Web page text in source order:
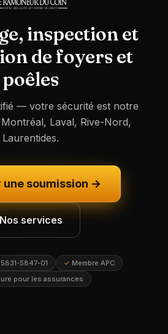
inspection et
de foyers et
poêles
— votre sécurité est notre
Laval, Rive-Nord,
Laurentides.
une soumission →
Nos services
5847-01 ✓ Membre APC
pour les assurances